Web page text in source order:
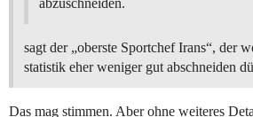
abzuschneiden.
sagt der „oberste Sportchef Irans“, der
statistik eher weniger gut abschneiden
Das mag stimmen. Aber ohne weiteres